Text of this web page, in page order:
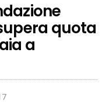
quota
a